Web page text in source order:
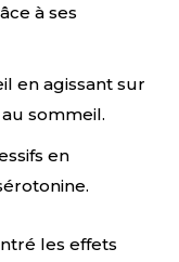
à ses
en agissant sur
sommeil.
en
les effets